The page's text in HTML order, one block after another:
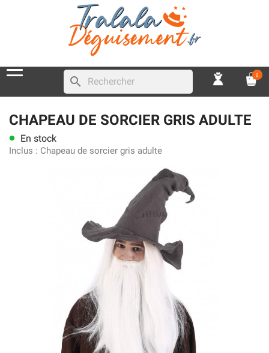
search 0
CHAPEAU DE SORCIER GRIS ADULTE
lens En stock
Inclus : Chapeau de sorcier gris adulte